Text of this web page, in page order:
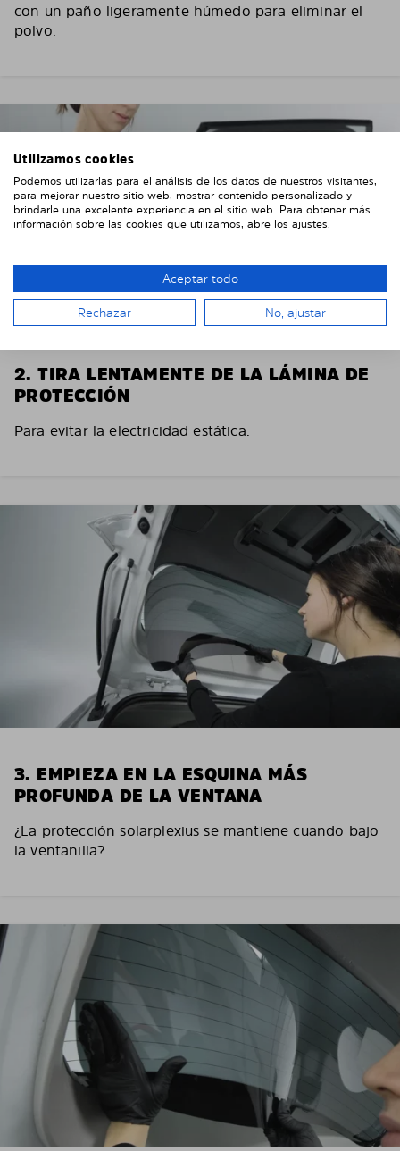
con un paño ligeramente húmedo para eliminar el
polvo.
2. TIRA LENTAMENTE DE LA LÁMINA DE
PROTECCIÓN
Para evitar la electricidad estática.
3. EMPIEZA EN LA ESQUINA MÁS
PROFUNDA DE LA VENTANA
¿La protección solarplexius se mantiene cuando bajo
la ventanilla?
Utilizamos cookies
Podemos utilizarlas para el análisis de los datos de nuestros visitantes,
para mejorar nuestro sitio web, mostrar contenido personalizado y
brindarle una excelente experiencia en el sitio web. Para obtener más
información sobre las cookies que utilizamos, abre los ajustes.
Aceptar todo
Rechazar No, ajustar